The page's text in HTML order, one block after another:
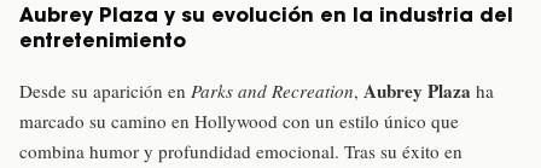
Aubrey Plaza y su evolución en la industria del
entretenimiento
Desde su aparición en Parks and Recreation, Aubrey Plaza ha
marcado su camino en Hollywood con un estilo único que
combina humor y profundidad emocional. Tras su éxito en